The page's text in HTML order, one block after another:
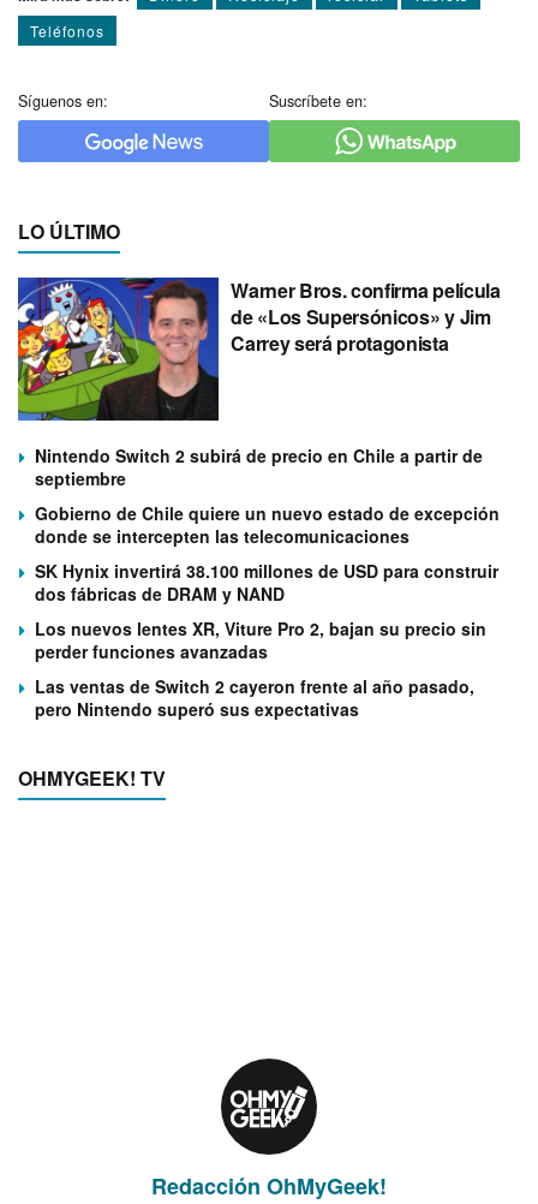
Teléfonos
Síguenos en: Suscríbete en:
LO ÚLTIMO
Warner Bros. confirma película
de «Los Supersónicos» y Jim
Carrey será protagonista
Nintendo Switch 2 subirá de precio en Chile a partir de
septiembre
Gobierno de Chile quiere un nuevo estado de excepción
donde se intercepten las telecomunicaciones
SK Hynix invertirá 38.100 millones de USD para construir
dos fábricas de DRAM y NAND
Los nuevos lentes XR, Viture Pro 2, bajan su precio sin
perder funciones avanzadas
Las ventas de Switch 2 cayeron frente al año pasado,
pero Nintendo superó sus expectativas
OHMYGEEK! TV
Redacción OhMyGeek!